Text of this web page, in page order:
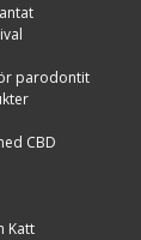
parodontit
CBD
Katt